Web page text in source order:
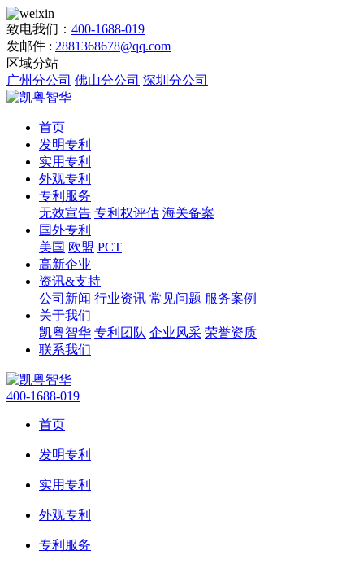
致电我们： 400-1688-019
发邮件 : 2881368678@qq.com
区域分站
广州分公司 佛山分公司 深圳分公司
首页
发明专利
实用专利
外观专利
专利服务
无效宣告 专利权评估 海关备案
国外专利
美国 欧盟 PCT
高新企业
资讯&支持
公司新闻 行业资讯 常见问题 服务案例
关于我们
凯粤智华 专利团队 企业风采 荣誉资质
联系我们
400-1688-019
首页
发明专利
实用专利
外观专利
专利服务